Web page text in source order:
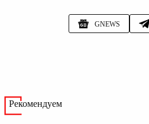
GNEWS
Рекомендуем